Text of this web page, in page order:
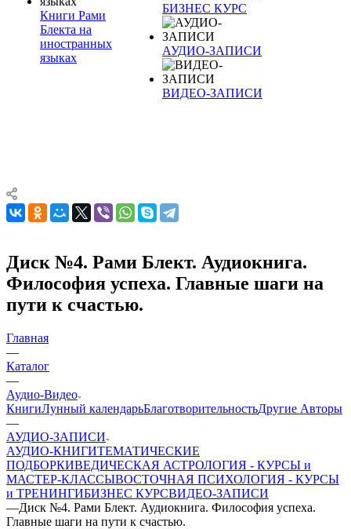
Книги Рами
Блекта на
иностранных
языках
БИЗНЕС КУРС
АУДИО-ЗАПИСИ
ВИДЕО-ЗАПИСИ
Диск №4. Рами Блект. Аудиокнига.
Философия успеха. Главные шаги на
пути к счастью.
Главная
—
Каталог
—
Аудио-Видео
КнигиЛунный календарьБлаготворительностьДругие Aвторы
—
АУДИО-ЗАПИСИ
АУДИО-КНИГИТЕМАТИЧЕСКИЕ
ПОДБОРКИВЕДИЧЕСКАЯ АСТРОЛОГИЯ - КУРСЫ и
МАСТЕР-КЛАССЫВОСТОЧНАЯ ПСИХОЛОГИЯ - КУРСЫ
и ТРЕНИНГИБИЗНЕС КУРСВИДЕО-ЗАПИСИ
—Диск №4. Рами Блект. Аудиокнига. Философия успеха.
Главные шаги на пути к счастью.